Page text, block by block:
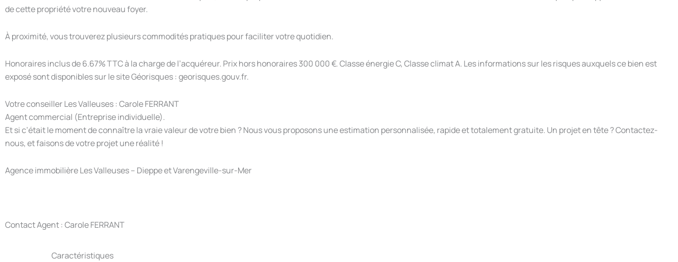
de cette propriété votre nouveau foyer.
À proximité, vous trouverez plusieurs commodités pratiques pour faciliter votre quotidien.
Honoraires inclus de 6.67% TTC à la charge de l’acquéreur. Prix hors honoraires 300 000 €. Classe énergie C, Classe climat A. Les informations sur les risques auxquels ce bien est
exposé sont disponibles sur le site Géorisques : georisques.gouv.fr.
Votre conseiller Les Valleuses : Carole FERRANT
Agent commercial (Entreprise individuelle).
Et si c’était le moment de connaître la vraie valeur de votre bien ? Nous vous proposons une estimation personnalisée, rapide et totalement gratuite. Un projet en tête ? Contactez-
nous, et faisons de votre projet une réalité !
Agence immobilière Les Valleuses – Dieppe et Varengeville-sur-Mer
Contact Agent : Carole FERRANT
Caractéristiques